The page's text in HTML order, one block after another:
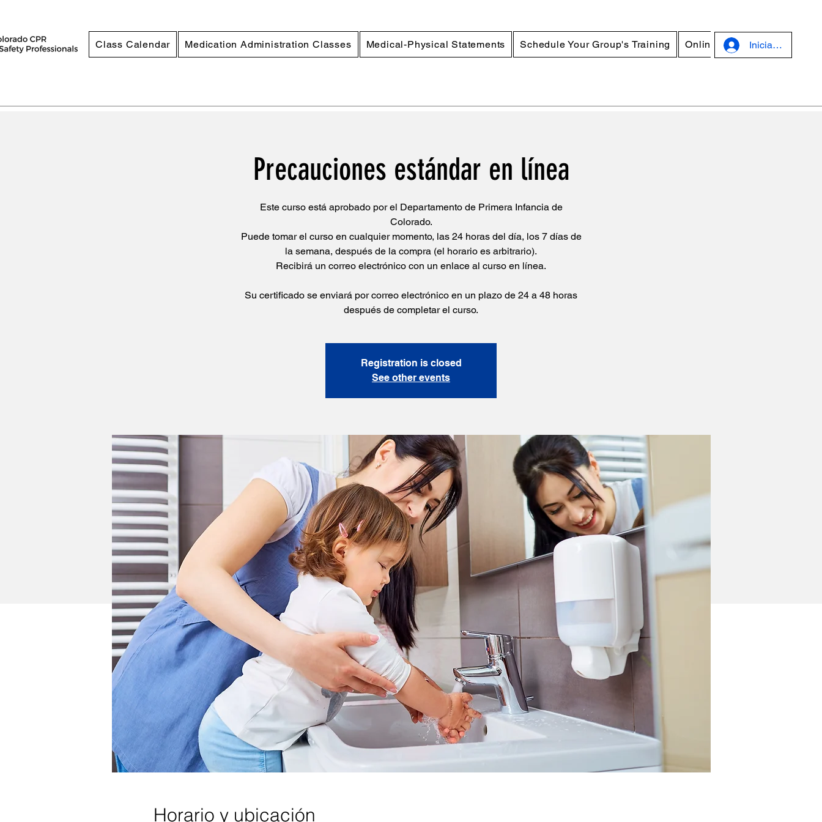
Class Calendar Medication Administration Classes Medical-Physical Statements Schedule Your Group's Training Online CoursesIniciar sesión
Precauciones estándar en línea
Este curso está aprobado por el Departamento de Primera Infancia de
Colorado.
Puede tomar el curso en cualquier momento, las 24 horas del día, los 7 días de
la semana, después de la compra (el horario es arbitrario).
Recibirá un correo electrónico con un enlace al curso en línea.
Su certificado se enviará por correo electrónico en un plazo de 24 a 48 horas
después de completar el curso.
Registration is closed
See other events
Horario y ubicación